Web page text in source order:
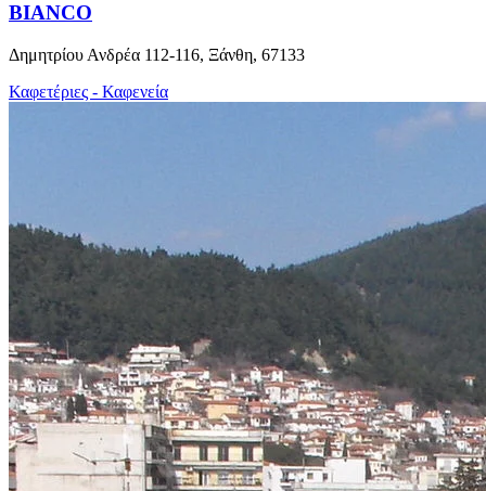
BIANCO
Δημητρίου Ανδρέα 112-116, Ξάνθη, 67133
Καφετέριες - Καφενεία